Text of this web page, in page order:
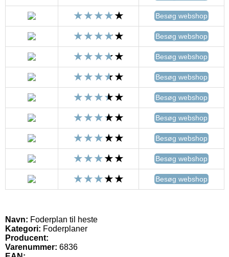
Besøg webshop
Besøg webshop
Besøg webshop
Besøg webshop
Besøg webshop
Besøg webshop
Besøg webshop
Besøg webshop
Besøg webshop
Navn: Foderplan til heste
Kategori: Foderplaner
Producent:
Varenummer: 6836